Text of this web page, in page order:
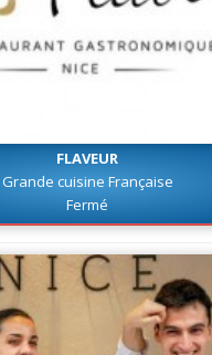
FLAVEUR
Grande cuisine Française
Fermé